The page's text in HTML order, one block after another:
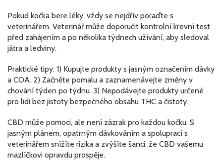
Pokud kočka bere léky, vždy se nejdřív poraďte s
veterinářem. Veterinář může doporučit kontrolní krevní test
před zahájením a po několika týdnech užívání, aby sledoval
játra a ledviny.
Praktické tipy: 1) Kupujte produkty s jasným označením dávky
a COA. 2) Začněte pomalu a zaznamenávejte změny v
chování týden po týdnu. 3) Nepodávejte produkty určené
pro lidi bez jistoty bezpečného obsahu THC a čistoty.
CBD může pomoci, ale není zázrak pro každou kočku. S
jasným plánem, opatrným dávkováním a spoluprací s
veterinářem snížíte rizika a zvýšíte šanci, že CBD vašemu
mazlíčkovi opravdu prospěje.